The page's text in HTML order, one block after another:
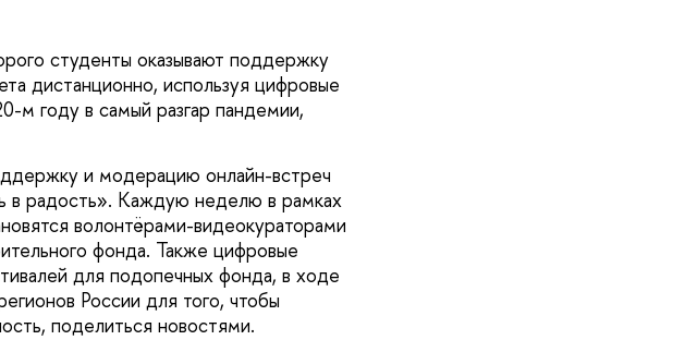
студенты оказывают поддержку
дистанционно, используя цифровые
м году в самый разгар пандемии,
и модерацию онлайн-встреч
в радость». Каждую неделю в рамках
волонтёрами-видеокураторами
фонда. Также цифровые
для подопечных фонда, в ходе
России для того, чтобы
поделиться новостями.